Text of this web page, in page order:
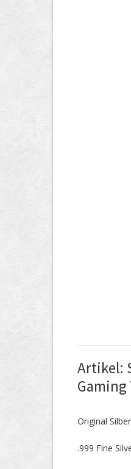
Artikel:
Gaming
Original
.999 Fine